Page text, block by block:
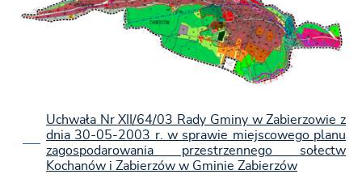
Uchwała Nr XII/64/03 Rady Gminy w Zabierzowie z
dnia 30-05-2003 r. w sprawie miejscowego planu
zagospodarowania przestrzennego sołectw
Kochanów i Zabierzów w Gminie Zabierzów